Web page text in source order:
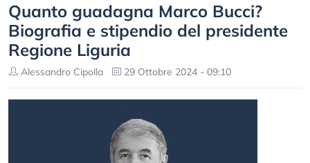
Quanto guadagna Marco Bucci?
Biografia e stipendio del presidente
Regione Liguria
Alessandro Cipolla 29 Ottobre 2024 - 09:10